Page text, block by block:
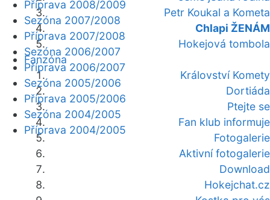
Petr Koukal a Kometa
Chlapi ŽENÁM
Hokejová tombola
Fanzóna
Království Komety
Dortiáda
Ptejte se
Fan klub informuje
Fotogalerie
Aktivní fotogalerie
Download
Hokejchat.cz
Příprava 2008/2009
Sezóna 2007/2008
Příprava 2007/2008
Sezóna 2006/2007
Příprava 2006/2007
Sezóna 2005/2006
Příprava 2005/2006
Sezóna 2004/2005
Příprava 2004/2005